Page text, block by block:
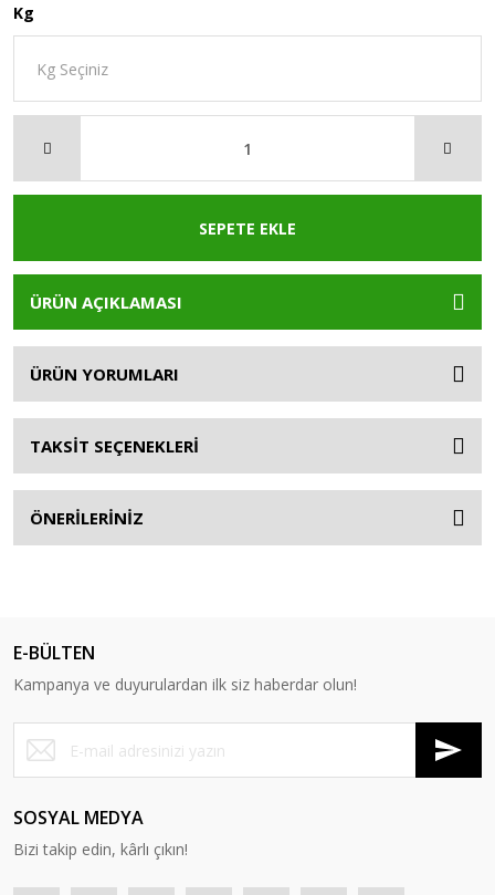
Kg
SEPETE EKLE
ÜRÜN AÇIKLAMASI
ÜRÜN YORUMLARI
TAKSİT SEÇENEKLERİ
ÖNERİLERİNİZ
E-BÜLTEN
Kampanya ve duyurulardan ilk siz haberdar olun!
SOSYAL MEDYA
Bizi takip edin, kârlı çıkın!